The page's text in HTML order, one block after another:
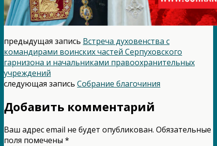
предыдущая запись Встреча духовенства с
командирами воинских частей Серпуховского
гарнизона и начальниками правоохранительных
учреждений
следующая запись Собрание благочиния
Добавить комментарий
Ваш адрес email не будет опубликован. Обязательные
поля помечены *